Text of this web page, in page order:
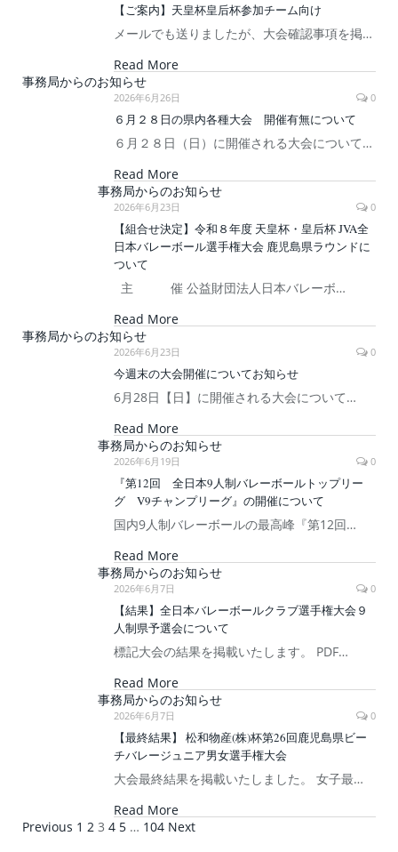
【ご案内】天皇杯皇后杯参加チーム向け
メールでも送りましたが、大会確認事項を掲…
Read More
事務局からのお知らせ
2026年6月26日 0
６月２８日の県内各種大会 開催有無について
６月２８日（日）に開催される大会について…
Read More
事務局からのお知らせ
2026年6月23日 0
【組合せ決定】令和８年度 天皇杯・皇后杯 JVA全
日本バレーボール選手権大会 鹿児島県ラウンドに
ついて
主 催 公益財団法人日本バレーボ…
Read More
事務局からのお知らせ
2026年6月23日 0
今週末の大会開催についてお知らせ
6月28日【日】に開催される大会について…
Read More
事務局からのお知らせ
2026年6月19日 0
『第12回 全日本9人制バレーボールトップリー
グ V9チャンプリーグ』の開催について
国内9人制バレーボールの最高峰『第12回…
Read More
事務局からのお知らせ
2026年6月7日 0
【結果】全日本バレーボールクラブ選手権大会９
人制県予選会について
標記大会の結果を掲載いたします。 PDF…
Read More
事務局からのお知らせ
2026年6月7日 0
【最終結果】 松和物産(株)杯第26回鹿児島県ビー
チバレージュニア男女選手権大会
大会最終結果を掲載いたしました。 女子最…
Read More
Previous 1 2 3 4 5 … 104 Next